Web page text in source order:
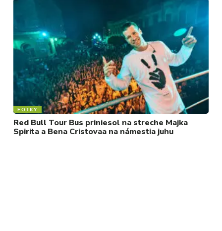
FOTKY
Red Bull Tour Bus priniesol na streche Majka
Spirita a Bena Cristovaa na námestia juhu